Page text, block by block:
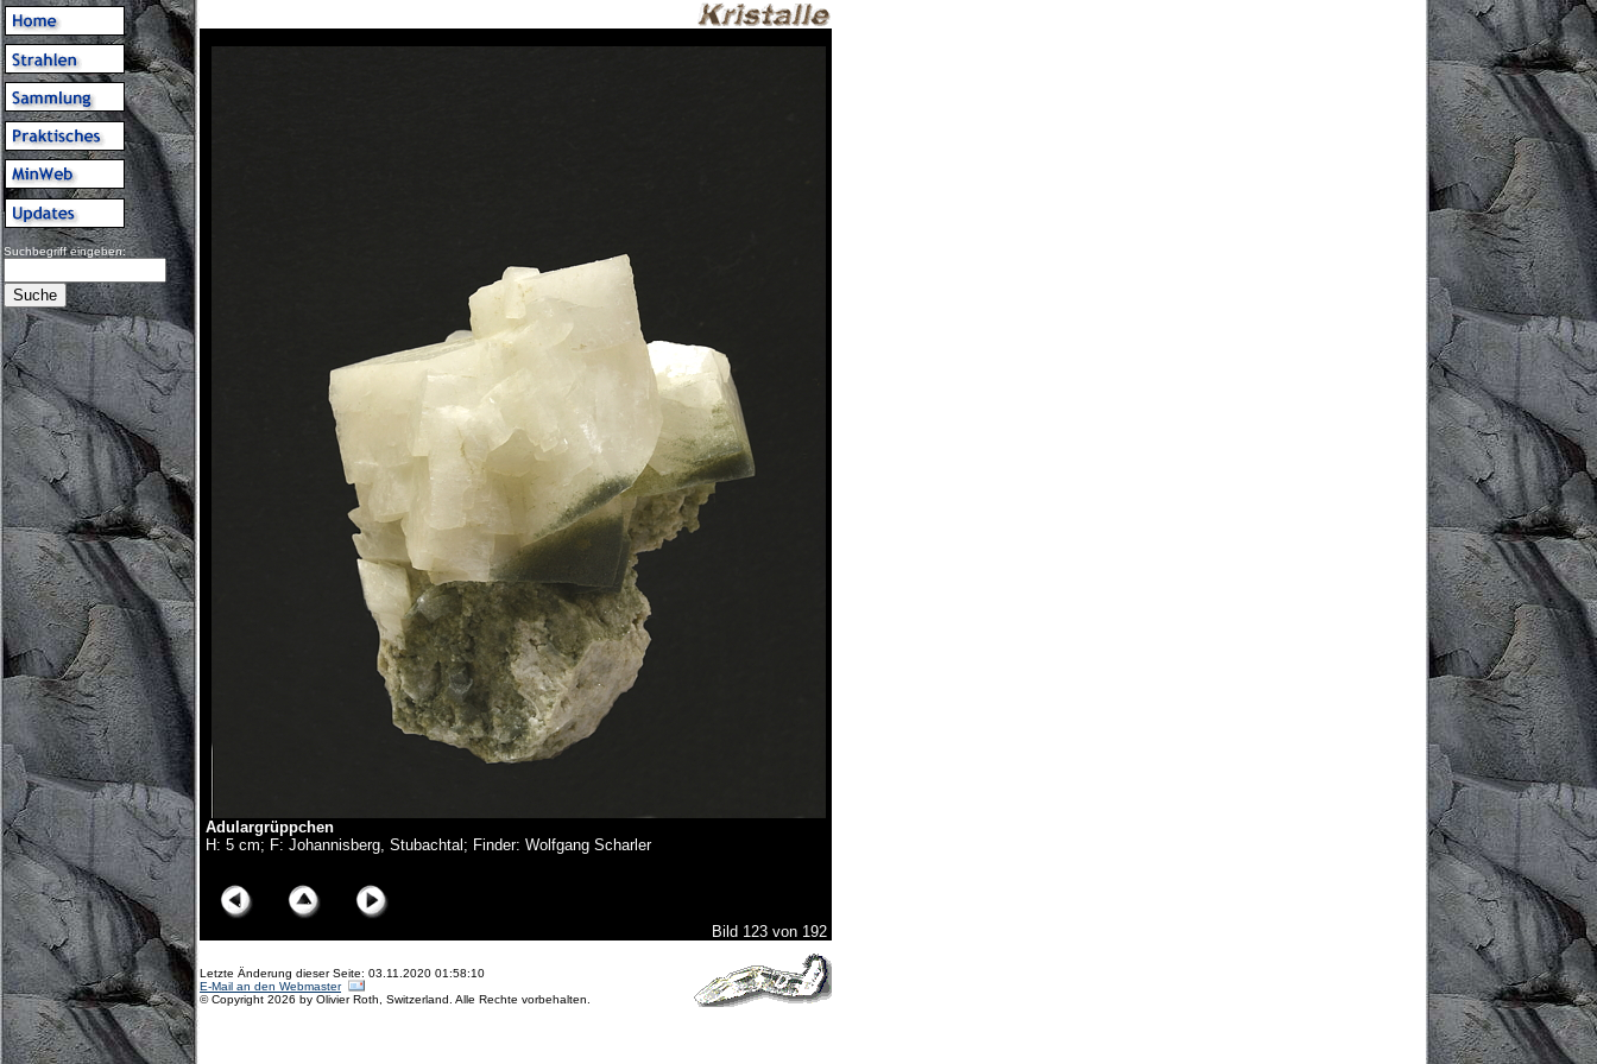
Suchbegriff eingeben:
Adulargrüppchen
H: 5 cm; F: Johannisberg, Stubachtal; Finder: Wolfgang Scharler
Bild 123 von 192
Letzte Änderung dieser Seite: 03.11.2020 01:58:10
E-Mail an den Webmaster
© Copyright 2026 by Olivier Roth, Switzerland. Alle Rechte vorbehalten.